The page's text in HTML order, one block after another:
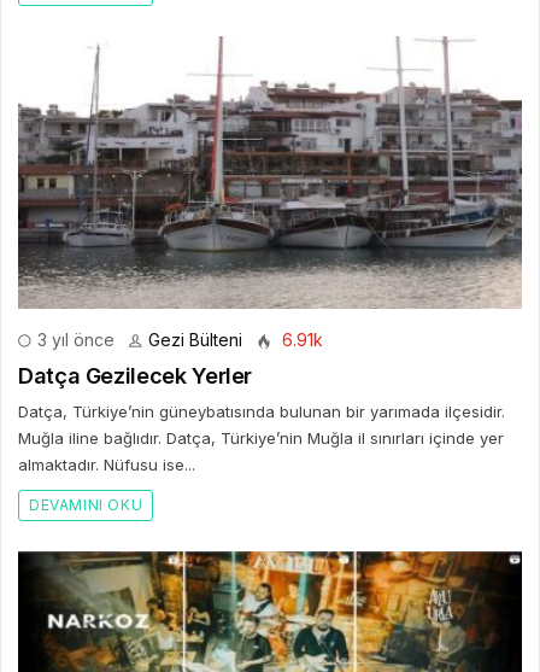
3 yıl önce Gezi Bülteni 6.91k
Datça Gezilecek Yerler
Datça, Türkiye’nin güneybatısında bulunan bir yarımada ilçesidir.
Muğla iline bağlıdır. Datça, Türkiye’nin Muğla il sınırları içinde yer
almaktadır. Nüfusu ise...
DEVAMINI OKU